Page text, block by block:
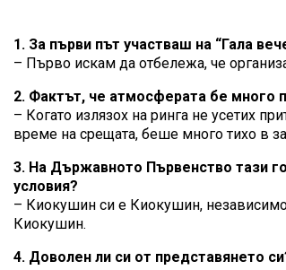
1. За първи път участваш на “Гала
– Първо искам да отбележа, че
2. Фактът, че атмосферата бе много
– Когато излязох на ринга не усетих
време на срещата, беше много тихо в
3. На Държавното Първенство тази
условия?
– Киокушин си е Киокушин, независимо
Киокушин.
4. Доволен ли си от представянето